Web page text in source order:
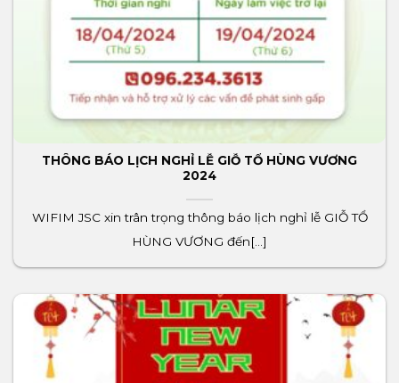
THÔNG BÁO LỊCH NGHỈ LỄ GIỖ TỔ HÙNG VƯƠNG
2024
WIFIM JSC xin trân trọng thông báo lịch nghỉ lễ GIỖ TỔ
HÙNG VƯƠNG đến[...]